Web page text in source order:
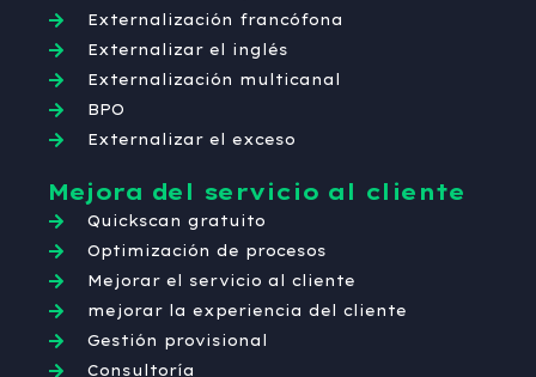
Externalización francófona
Externalizar el inglés
Externalización multicanal
BPO
Externalizar el exceso
Mejora del servicio al cliente
Quickscan gratuito
Optimización de procesos
Mejorar el servicio al cliente
mejorar la experiencia del cliente
Gestión provisional
Consultoría